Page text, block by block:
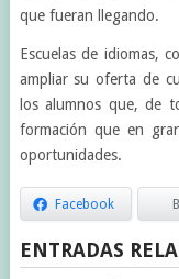
que fueran llegando.
Escuelas de idiomas,
ampliar su oferta de
los alumnos que, de
formación que en
oportunidades.
Facebook
ENTRADAS